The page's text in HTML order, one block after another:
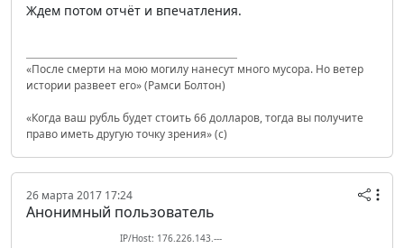
Ждем потом отчёт и впечатления.
«После смерти на мою могилу нанесут много мусора. Но ветер
истории развеет его» (Рамси Болтон)
«Когда ваш рубль будет стоить 66 долларов, тогда вы получите
право иметь другую точку зрения» (с)
26 марта 2017 17:24
Анонимный пользователь
IP/Host: 176.226.143.---